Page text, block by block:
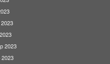
2023
2023